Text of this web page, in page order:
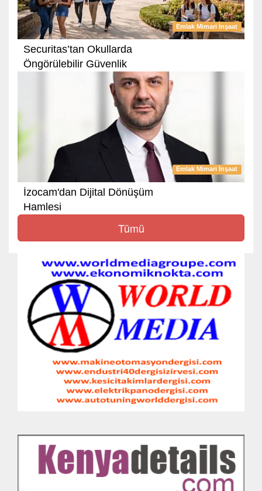
Emlak Mimari İnşaat
Securitas’tan Okullarda
Öngörülebilir Güvenlik
Emlak Mimari İnşaat
İzocam'dan Dijital Dönüşüm
Hamlesi
Tümü